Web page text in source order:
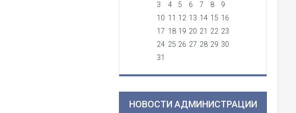
3
4 5 6 7 8
9
10 11 12 13 14 15 16
17 18 19 20 21 22 23
24 25 26 27 28 29 30
31
НОВОСТИ АДМИНИСТРАЦИИ